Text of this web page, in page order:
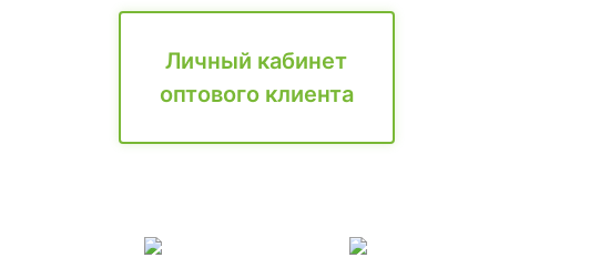
Личный кабинет
оптового клиента